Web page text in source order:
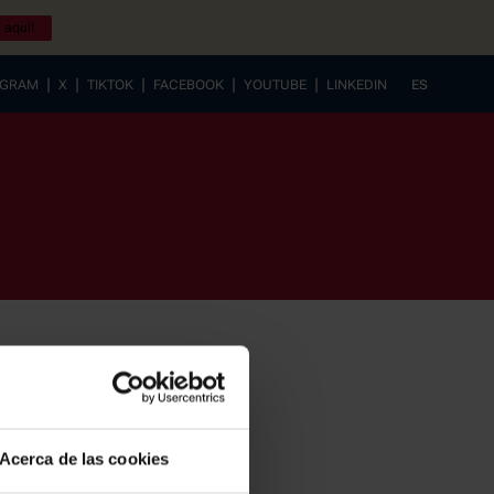
Acerca de las cookies
aquí!
| X | TIKTOK | FACEBOOK | YOUTUBE | LINKEDIN
ES